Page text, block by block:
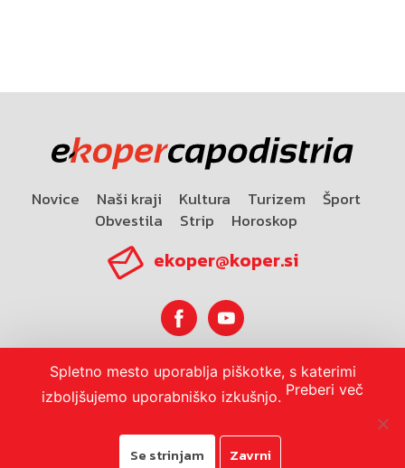
Novice Naši kraji Kultura Turizem
Šport
Obvestila
Strip Horoskop
ekoper@koper.si
Horoskop
Spletno mesto uporablja piškotke, s katerimi
izboljšujemo uporabniško izkušnjo. Preberi več
Se strinjam Zavrni